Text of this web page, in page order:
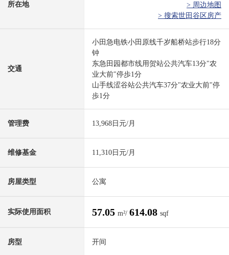
所在地
> 周边地图
> 搜索世田谷区房产
交通
小田急电铁小田原线千岁船桥站步行18分
钟
东急田园都市线用贺站公共汽车13分"农
业大前"停歩1分
山手线涩谷站公共汽车37分"农业大前"停
歩1分
管理费 13,968日元/月
维修基金 11,310日元/月
房屋类型 公寓
实际使用面积 57.05 m²/ 614.08 sqf
房型 开间